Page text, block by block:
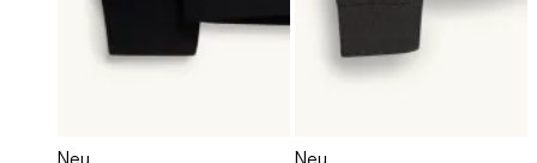
Neu
Neu